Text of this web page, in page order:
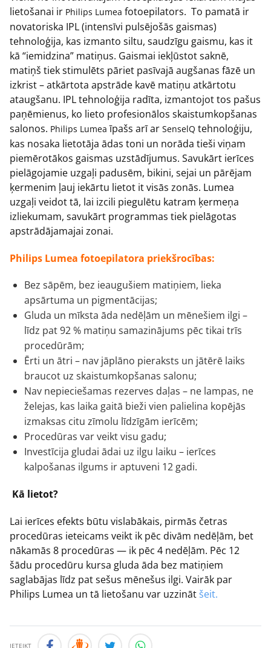
lietošanai ir Philips Lumea fotoepilators. To pamatā ir
novatoriska IPL (intensīvi pulsējošās gaismas)
tehnoloģija, kas izmanto siltu, saudzīgu gaismu, kas it
kā “iemidzina” matiņus. Gaismai iekļūstot saknē,
matiņš tiek stimulēts pāriet pasīvajā augšanas fāzē un
izkrist – atkārtota apstrāde kavē matiņu atkārtotu
ataugšanu. IPL tehnoloģija radīta, izmantojot tos pašus
paņēmienus, ko lieto profesionālos skaistumkopšanas
salonos. Philips Lumea īpašs arī ar SenselQ tehnoloģiju,
kas nosaka lietotāja ādas toni un norāda tieši viņam
piemērotākos gaismas uzstādījumus. Savukārt ierīces
pielāgojamie uzgaļi padusēm, bikini, sejai un pārējam
ķermenim ļauj iekārtu lietot it visās zonās. Lumea
uzgaļi veidot tā, lai izcili piegulētu katram ķermeņa
izliekumam, savukārt programmas tiek pielāgotas
apstrādājamajai zonai.
Philips Lumea fotoepilatora priekšrocības:
Bez sāpēm, bez ieaugušiem matiņiem, lieka
apsārtuma un pigmentācijas;
Gluda un mīksta āda nedēļām un mēnešiem ilgi –
līdz pat 92 % matiņu samazinājums pēc tikai trīs
procedūrām;
Ērti un ātri – nav jāplāno pieraksts un jātērē laiks
braucot uz skaistumkopšanas salonu;
Nav nepieciešamas rezerves daļas – ne lampas, ne
želejas, kas laika gaitā bieži vien palielina kopējās
izmaksas citu zīmolu līdzīgām ierīcēm;
Procedūras var veikt visu gadu;
Investīcija gludai ādai uz ilgu laiku – ierīces
kalpošanas ilgums ir aptuveni 12 gadi.
Kā lietot?
Lai ierīces efekts būtu vislabākais, pirmās četras
procedūras ieteicams veikt ik pēc divām nedēļām, bet
nākamās 8 procedūras — ik pēc 4 nedēļām. Pēc 12
šādu procedūru kursa gluda āda bez matiņiem
saglabājas līdz pat sešus mēnešus ilgi. Vairāk par
Philips Lumea un tā lietošanu var uzzinātšeit.
IETEIKT